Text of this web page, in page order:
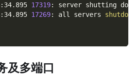
17319: server shutting down
17269: all servers shutdown
及多端口